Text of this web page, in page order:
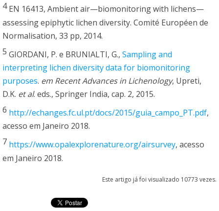
4EN 16413, Ambient air—biomonitoring with lichens—
assessing epiphytic lichen diversity. Comité Européen de
Normalisation, 33 pp, 2014.
5 GIORDANI, P. e BRUNIALTI, G., Sampling and
interpreting lichen diversity data for biomonitoring
purposes. em Recent Advances in Lichenology, Upreti,
D.K. et al. eds., Springer India, cap. 2, 2015.
6 http://echanges.fc.ul.pt/docs/2015/guia_campo_PT.pdf,
acesso em Janeiro 2018.
7 https://www.opalexplorenature.org/airsurvey, acesso
em Janeiro 2018.
Este artigo já foi visualizado 10773 vezes.